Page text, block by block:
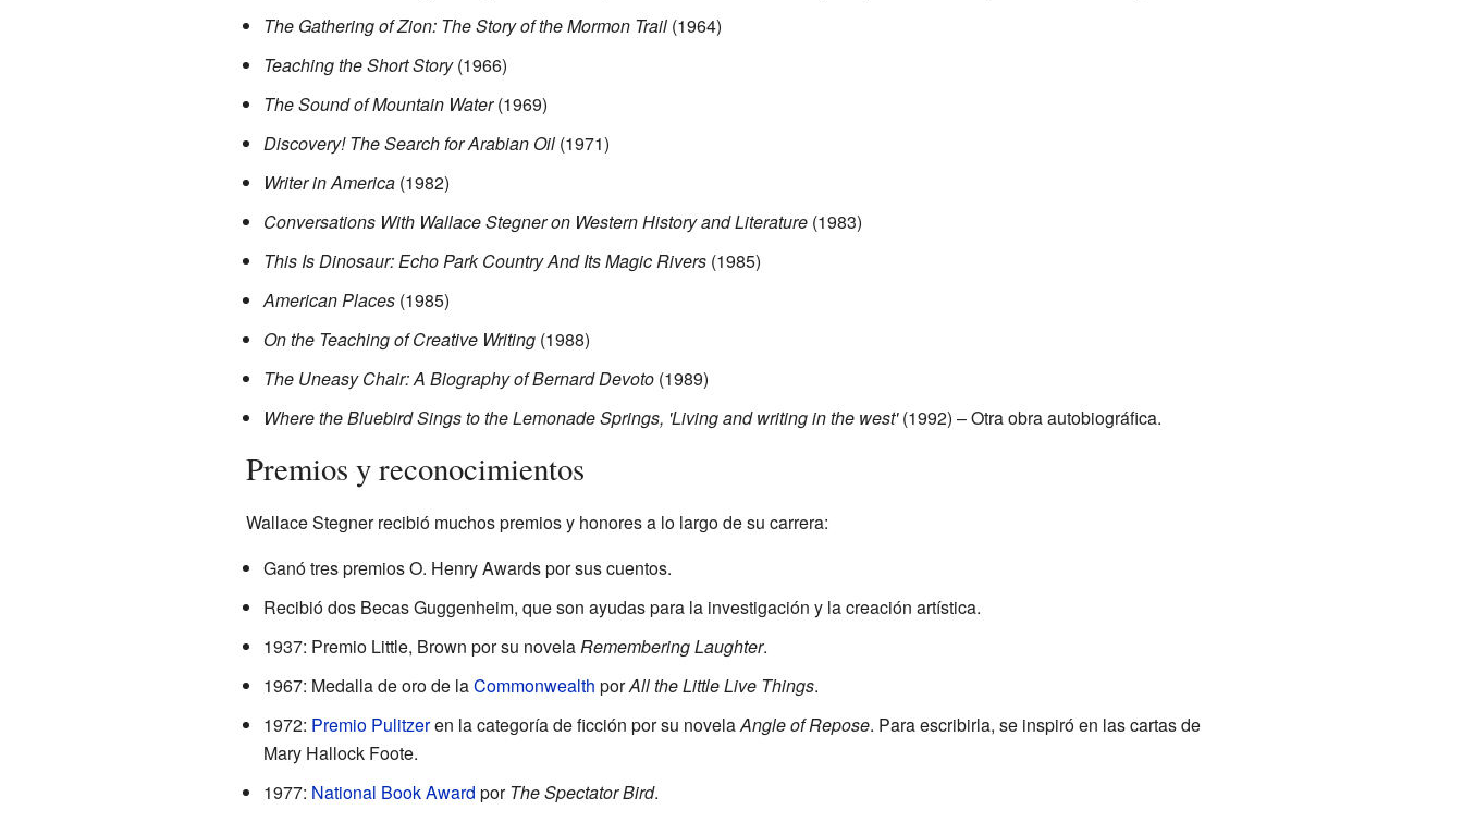
The Gathering of Zion: The Story of the Mormon Trail(1964)
Teaching the Short Story(1966)
The Sound of Mountain Water(1969)
Discovery! The Search for Arabian Oil(1971)
Writer in America(1982)
Conversations With Wallace Stegner on Western History and Literature(1983)
This Is Dinosaur: Echo Park Country And Its Magic Rivers(1985)
American Places(1985)
On the Teaching of Creative Writing(1988)
The Uneasy Chair: A Biography of Bernard Devoto(1989)
Where the Bluebird Sings to the Lemonade Springs, 'Living and writing in the west'(1992) – Otra obra autobiográfica.
Premios y reconocimientos
Wallace Stegner recibió muchos premios y honores a lo largo de su carrera:
Ganó tres premios O. Henry Awards por sus cuentos.
Recibió dos Becas Guggenheim, que son ayudas para la investigación y la creación artística.
1937: Premio Little, Brown por su novelaRemembering Laughter.
1967: Medalla de oro de laCommonwealth porAll the Little Live Things.
1972: Premio Pulitzeren la categoría de ficción por su novelaAngle of Repose. Para escribirla, se inspiró en las cartas de
Mary Hallock Foote.
1977: National Book Award porThe Spectator Bird.